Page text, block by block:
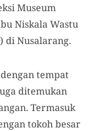
Museum
Niskala Wastu
) di Nusalarang.
tempat
ditemukan
Termasuk
tokoh besar